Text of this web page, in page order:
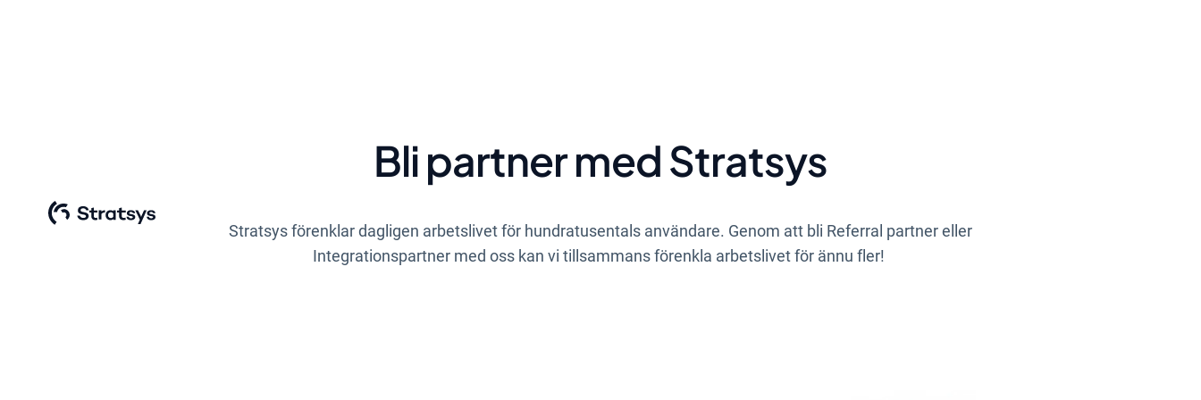
Bli partner med Stratsys
Stratsys förenklar dagligen arbetslivet för hundratusentals användare. Genom att bli Referral partner eller
Integrationspartner med oss kan vi tillsammans förenkla arbetslivet för ännu fler!